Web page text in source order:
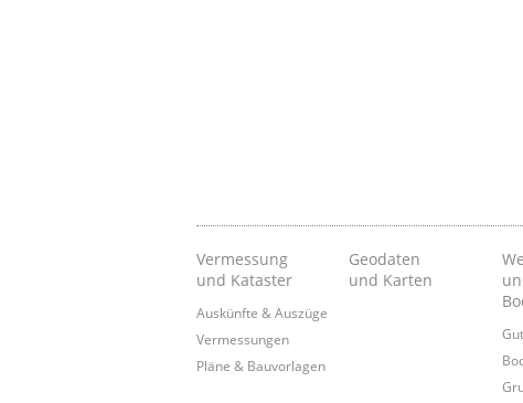
Vermessung
und Kataster
Auskünfte & Auszüge
Vermessungen
Pläne & Bauvorlagen
Geodaten
und Karten